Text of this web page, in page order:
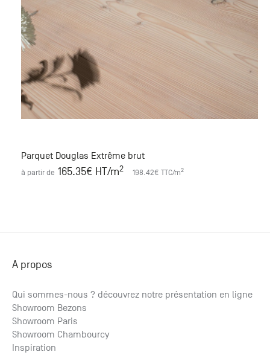
Parquet Douglas Extrême brut
à partir de 165.35€ HT/m2 198.42€ TTC/m2
A propos
Qui sommes-nous ? découvrez notre présentation en ligne
Showroom Bezons
Showroom Paris
Showroom Chambourcy
Inspiration